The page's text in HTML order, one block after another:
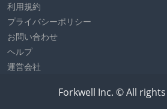
利用規約
プライバシーポリシー
お問い合わせ
ヘルプ
運営会社
Forkwell Inc. © All